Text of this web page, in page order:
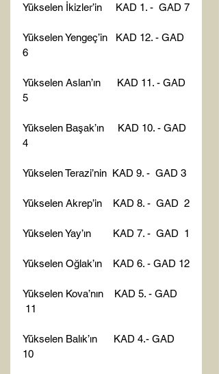
Yükselen İkizler’in     KAD 1. -  GAD 7
Yükselen Yengeç’in   KAD 12. - GAD
6
Yükselen Aslan’ın      KAD 11. - GAD
5
Yükselen Başak’ın     KAD 10. - GAD
4
Yükselen Terazi’nin  KAD 9. -  GAD 3
Yükselen Akrep’in    KAD 8. -  GAD  2
Yükselen Yay’ın        KAD 7. -  GAD  1
Yükselen Oğlak’ın    KAD 6. - GAD 12
Yükselen Kova’nın    KAD 5. - GAD
11
Yükselen Balık’ın      KAD 4.- GAD
10